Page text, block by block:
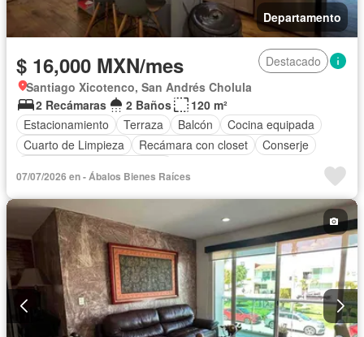
Departamento
$ 16,000 MXN/mes
Destacado
Santiago Xicotenco, San Andrés Cholula
2 Recámaras
2 Baños
120 m²
Estacionamiento
Terraza Balcón
Cocina equipada
Cuarto de Limpieza
Recámara con closet
Conserje
07/07/2026 en - Ábalos Bienes Raíces